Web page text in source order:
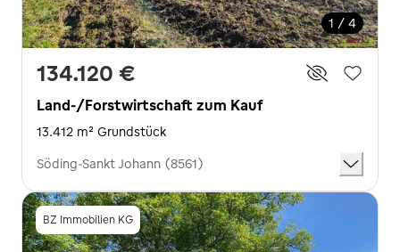
1 / 4
134.120 €
Land-/Forstwirtschaft zum Kauf
13.412 m² Grundstück
Söding-Sankt Johann (8561)
BZ Immobilien KG